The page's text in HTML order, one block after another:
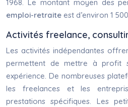
1968. Le montant moyen des
emploi-retraite est d’environ 1
Activités freelance,
Les activités indépendantes
permettent de mettre à profit
expérience. De nombreuses
les freelances et les
prestations spécifiques. Les